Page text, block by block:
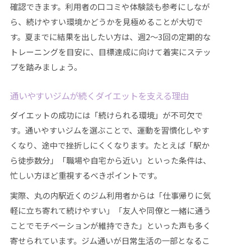
確認できます。利用者の口コミや体験談も参考にしなが
ら、続けやすい環境かどうかを見極めることが大切で
す。夏までに結果を出したい方は、週2〜3回の定期的な
トレーニングを目安に、目標達成に向けて着実にステッ
プを踏みましょう。
通いやすいジムが続くダイエットを支える理由
ダイエットの成功には「続けられる環境」が不可欠で
す。通いやすいジムを選ぶことで、運動を習慣化しやす
くなり、途中で挫折しにくくなります。たとえば「駅か
ら徒歩数分」「職場や自宅から近い」といった条件は、
忙しい方ほど重視するべきポイントです。
実際、丸の内駅近くのジム利用者からは「仕事帰りに気
軽に立ち寄れて続けやすい」「友人や同僚と一緒に通う
ことでモチベーションが維持できた」といった声も多く
寄せられています。ジム通いが日常生活の一部となるこ